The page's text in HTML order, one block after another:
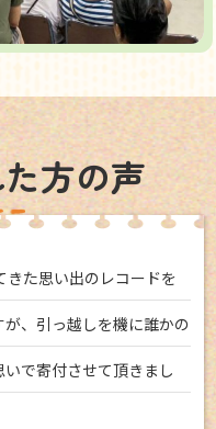
方の声
きた思い出のレコードを
、引っ越しを機に誰かの
で寄付させて頂きまし